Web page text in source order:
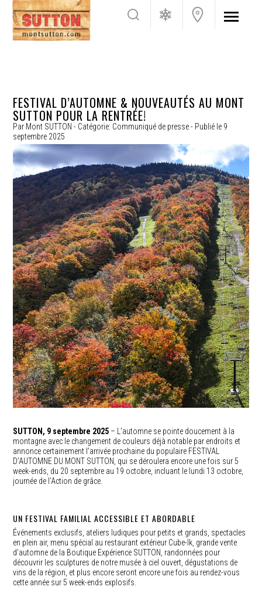
FESTIVAL D’AUTOMNE & NOUVEAUTÉS AU MONT
SUTTON POUR LA RENTRÉE!
Par Mont SUTTON - Catégorie: Communiqué de presse- Publié le 9
septembre 2025
SUTTON, 9 septembre 2025 – L’automne se pointe doucement à la
montagne avec le changement de couleurs déjà notable par endroits et
annonce certainement l’arrivée prochaine du populaire FESTIVAL
D’AUTOMNE DU MONT SUTTON, qui se déroulera encore une fois sur 5
week-ends, du 20 septembre au 19 octobre, incluant le lundi 13 octobre,
journée de l’Action de grâce.
UN FESTIVAL FAMILIAL ACCESSIBLE ET ABORDABLE
Événements exclusifs, ateliers ludiques pour petits et grands, spectacles
en plein air, menu spécial au restaurant extérieur Cube-Ik, grande vente
d’automne de la Boutique Expérience SUTTON, randonnées pour
découvrir les sculptures de notre musée à ciel ouvert, dégustations de
vins de la région, et plus encore seront encore une fois au rendez-vous
cette année sur 5 week-ends explosifs.